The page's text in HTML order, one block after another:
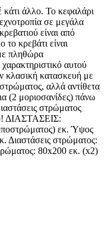
κάτι άλλο. Το κεφαλάρι
σε μεγάλα
είναι από
κρεβάτι είναι
πληθώρα
αυτού
κλασική κατασκευή με
αλλά αντίθετα
(2 μοριοσανίδες) πάνω
στρώματος
ΔΙΑΣΤΑΣΕΙΣ:
εκ. Ύψος
Διαστάσεις στρώματος:
80x200 εκ. (x2)